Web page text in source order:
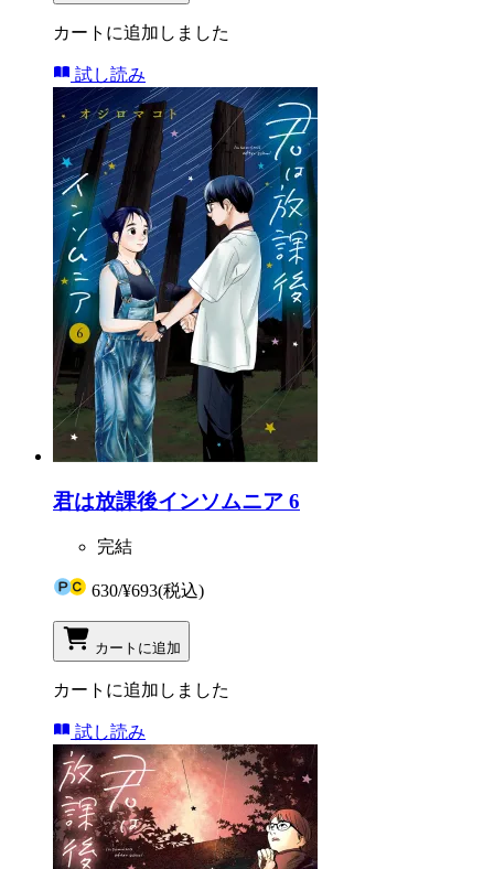
カートに追加しました
試し読み
君は放課後インソムニア 6
完結
630/¥693(税込)
カートに追加
カートに追加しました
試し読み